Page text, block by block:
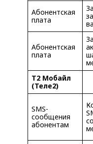
Абонентская
плата
За
Абонентская
плата
Т2 Мобайл
(Теле2)
SMS-
сообщения
абонентам